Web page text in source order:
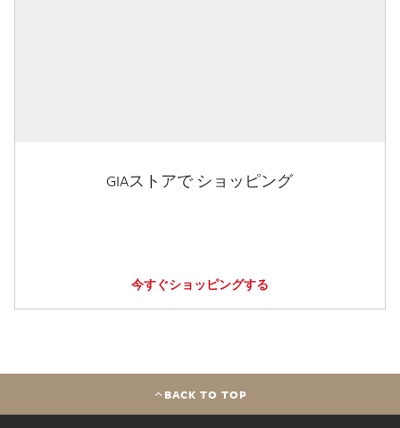
GIAストアで ショッピング
今すぐショッピングする
BACK TO TOP